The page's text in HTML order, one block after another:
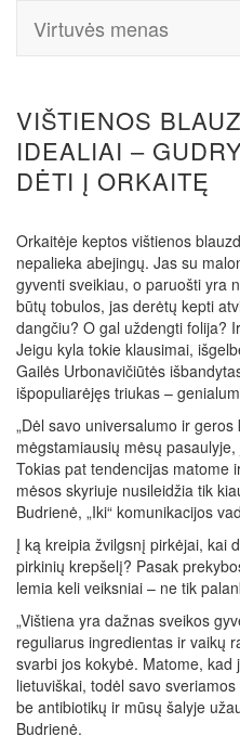
Virtuvės menas
VIŠTIENOS
IDEALIAI –
DĖTI Į ORKAITĘ
Orkaitėje keptos vištienos
nepalieka abejingų. Jas su
gyventi sveikiau, o paruošti yra
būtų tobulos, jas derėtų kepti
dangčiu? O gal uždengti folija?
Jeigu kyla tokie klausimai,
Gailės Urbonavičiūtės
išpopuliarėjęs triukas –
„Dėl savo universalumo ir
mėgstamiausių mėsų
Tokias pat tendencijas matome
mėsos skyriuje nusileidžia tik
Budrienė, „Iki“ komunikacijos
Į ką kreipia žvilgsnį pirkėjai, kai
pirkinių krepšelį? Pasak
lemia keli veiksniai – ne tik
„Vištiena yra dažnas sveikos
reguliarus ingredientas ir vaikų
svarbi jos kokybė. Matome, kad
lietuviškai, todėl savo
be antibiotikų ir mūsų šalyje
Budrienė.